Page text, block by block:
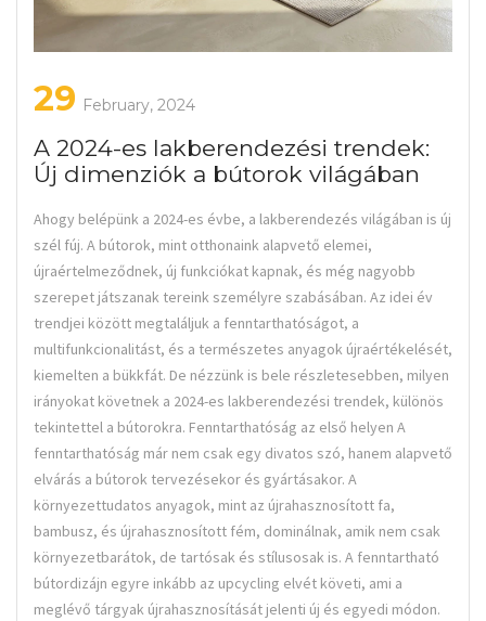
29 February, 2024
A 2024-es lakberendezési trendek:
Új dimenziók a bútorok világában
Ahogy belépünk a 2024-es évbe, a lakberendezés világában is új
szél fúj. A bútorok, mint otthonaink alapvető elemei,
újraértelmeződnek, új funkciókat kapnak, és még nagyobb
szerepet játszanak tereink személyre szabásában. Az idei év
trendjei között megtaláljuk a fenntarthatóságot, a
multifunkcionalitást, és a természetes anyagok újraértékelését,
kiemelten a bükkfát. De nézzünk is bele részletesebben, milyen
irányokat követnek a 2024-es lakberendezési trendek, különös
tekintettel a bútorokra. Fenntarthatóság az első helyen A
fenntarthatóság már nem csak egy divatos szó, hanem alapvető
elvárás a bútorok tervezésekor és gyártásakor. A
környezettudatos anyagok, mint az újrahasznosított fa,
bambusz, és újrahasznosított fém, dominálnak, amik nem csak
környezetbarátok, de tartósak és stílusosak is. A fenntartható
bútordizájn egyre inkább az upcycling elvét követi, ami a
meglévő tárgyak újrahasznosítását jelenti új és egyedi módon.